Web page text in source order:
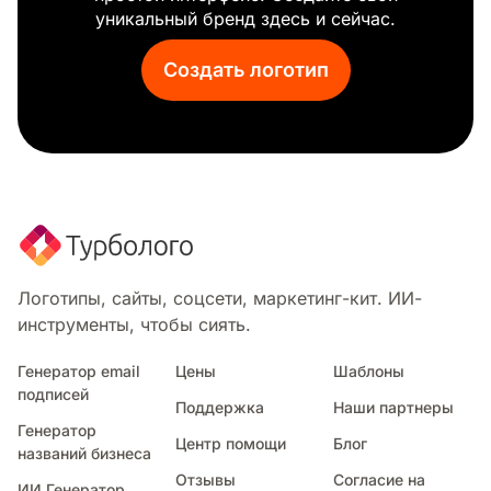
Конус
Равенство
Честь
Синий огонь
Синяя корона
Черная корона
Аквариум
Альфа
уникальный бренд здесь и сейчас.
Создать логотип
Логотипы, сайты, соцсети, маркетинг-кит. ИИ-
инструменты, чтобы сиять.
Генератор email
подписей
Генератор
названий бизнеса
Цены
Поддержка
Центр помощи
Отзывы
Шаблоны
Наши партнеры
Блог
Согласие на